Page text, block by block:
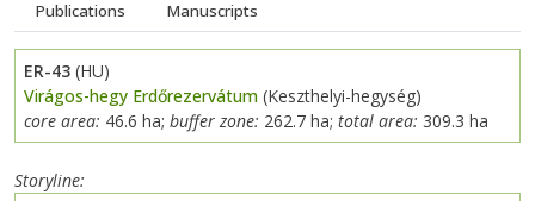
Publications
Manuscripts
ER-43 (HU)
Virágos-hegy Erdőrezervátum (Keszthelyi-hegység)
core area: 46.6 ha; buffer zone: 262.7 ha; total area: 309.3 ha
Storyline